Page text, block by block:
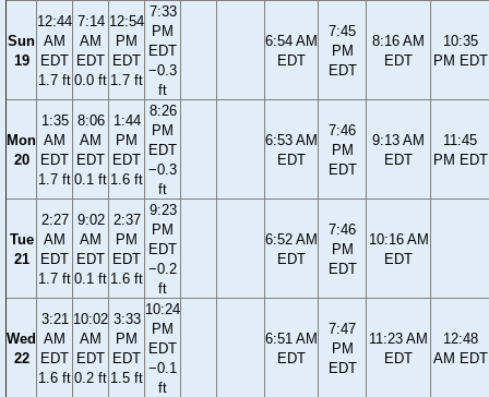
Sun
19
12:44
AM
EDT
1.7 ft
7:14
AM
EDT
0.0 ft
12:54
PM
EDT
1.7 ft
7:33
PM
EDT
−0.3
ft
6:54 AM
EDT
7:45
PM
EDT
8:16 AM
EDT
10:35
PM EDT
Mon
20
1:35
AM
EDT
1.7 ft
8:06
AM
EDT
0.1 ft
1:44
PM
EDT
1.6 ft
8:26
PM
EDT
−0.3
ft
6:53 AM
EDT
7:46
PM
EDT
9:13 AM
EDT
11:45
PM EDT
Tue
21
2:27
AM
EDT
1.7 ft
9:02
AM
EDT
0.1 ft
2:37
PM
EDT
1.6 ft
9:23
PM
EDT
−0.2
ft
6:52 AM
EDT
7:46
PM
EDT
10:16 AM
EDT
Wed
22
3:21
AM
EDT
1.6 ft
10:02
AM
EDT
0.2 ft
3:33
PM
EDT
1.5 ft
10:24
PM
EDT
−0.1
ft
6:51 AM
EDT
7:47
PM
EDT
11:23 AM
EDT
12:48
AM EDT